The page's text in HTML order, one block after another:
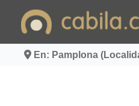
En: Pamplona